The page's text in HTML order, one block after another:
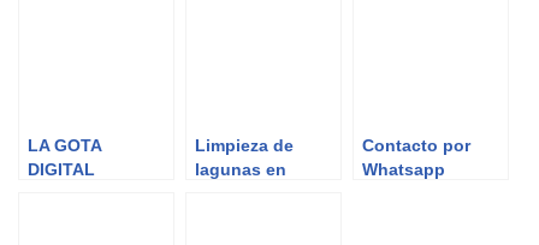
LA GOTA
DIGITAL
Limpieza de
lagunas en
Contacto por
Whatsapp